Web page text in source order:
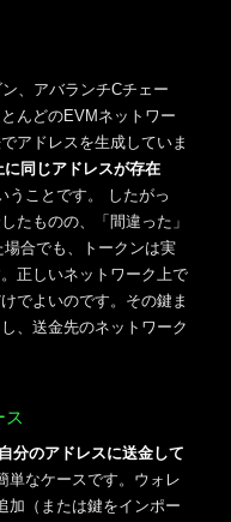
、アバランチCチェー
んどのEVMネットワー
アドレスを生成していま
同じアドレスが存在
うことです。 したがっ
たものの、「間違った」
合でも、トークンは実
正しいネットワーク上で
でよいのです。その鍵ま
、送金先のネットワーク
ス
分のアドレスに送金して
単なケースです。ウォレ
加（または鍵をインポー